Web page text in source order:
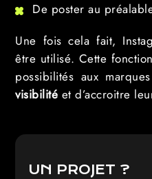
De poster au
Une fois cela fait,
être utilisé. Cette
possibilités aux
visibilité et d’accroitre
UN PROJET ?